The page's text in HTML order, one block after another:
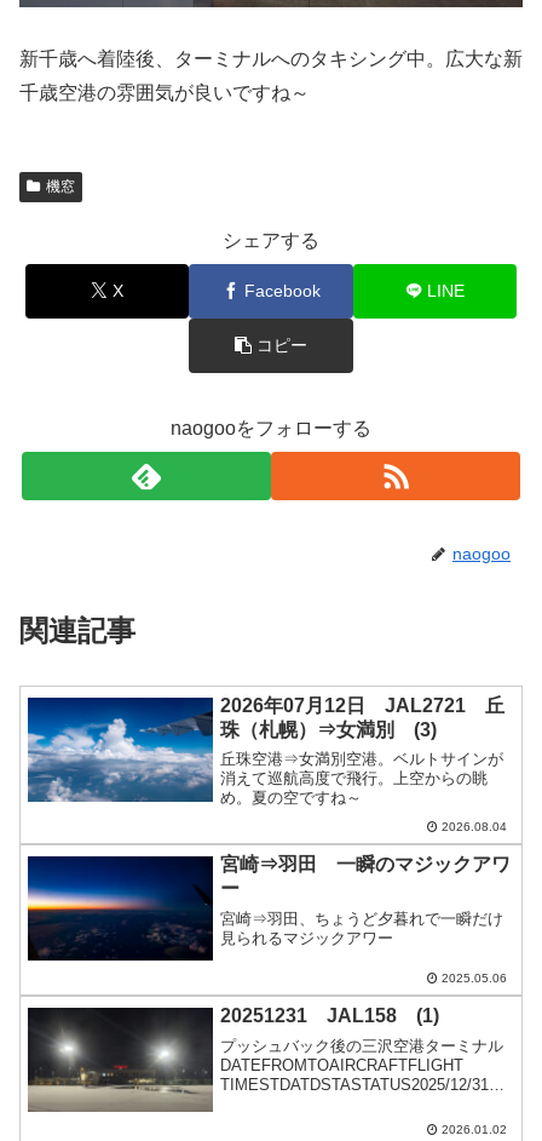
新千歳へ着陸後、ターミナルへのタキシング中。広大な新
千歳空港の雰囲気が良いですね～
機窓
シェアする
X Facebook LINE
コピー
naogooをフォローする
naogoo
関連記事
2026年07月12日 JAL2721 丘
珠（札幌）⇒女満別 (3)
丘珠空港⇒女満別空港。ベルトサインが
消えて巡航高度で飛行。上空からの眺
め。夏の空ですね～
2026.08.04
宮崎⇒羽田 一瞬のマジックアワ
ー
宮崎⇒羽田、ちょうど夕暮れで一瞬だけ
見られるマジックアワー
2025.05.06
20251231 JAL158 (1)
プッシュバック後の三沢空港ターミナル
DATEFROMTOAIRCRAFTFLIGHT
TIMESTDATDSTASTATUS2025/12/31Mi
2026.01.02